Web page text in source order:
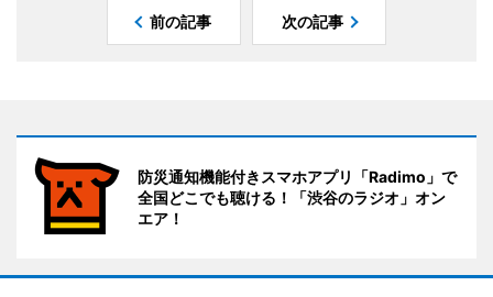
前の記事 次の記事
防災通知機能付きスマホアプリ「Radimo」で
全国どこでも聴ける！「渋谷のラジオ」オン
エア！